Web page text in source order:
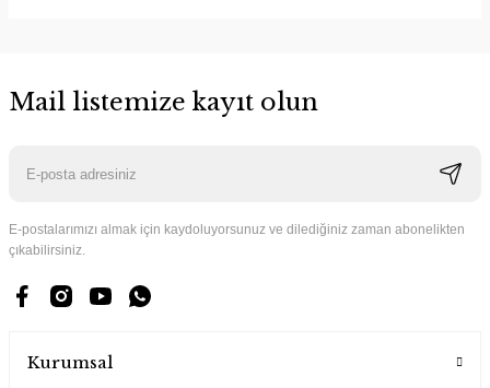
Mail listemize kayıt olun
E-postalarımızı almak için kaydoluyorsunuz ve dilediğiniz zaman abonelikten
çıkabilirsiniz.
Kurumsal